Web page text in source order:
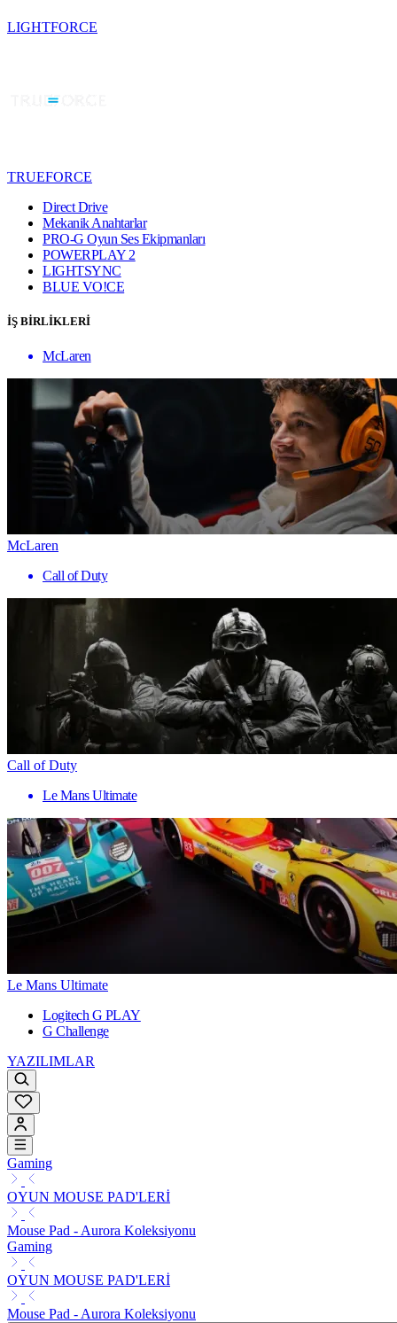
LIGHTFORCE
TRUEFORCE
Direct Drive
Mekanik Anahtarlar
PRO-G Oyun Ses Ekipmanları
POWERPLAY 2
LIGHTSYNC
BLUE VO!CE
İŞ BİRLİKLERİ
McLaren
McLaren
Call of Duty
Call of Duty
Le Mans Ultimate
Le Mans Ultimate
Logitech G PLAY
G Challenge
YAZILIMLAR
Gaming
OYUN MOUSE PAD'LERİ
Mouse Pad - Aurora Koleksiyonu
Gaming
OYUN MOUSE PAD'LERİ
Mouse Pad - Aurora Koleksiyonu